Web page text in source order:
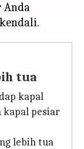
Anda
tua
kapal
kapal pesiar
lebih tua